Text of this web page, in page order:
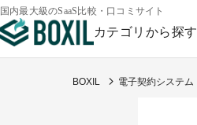
国内最大級のSaaS比較・口コミサイト
カテゴリから探す
BOXIL 電子契約システム